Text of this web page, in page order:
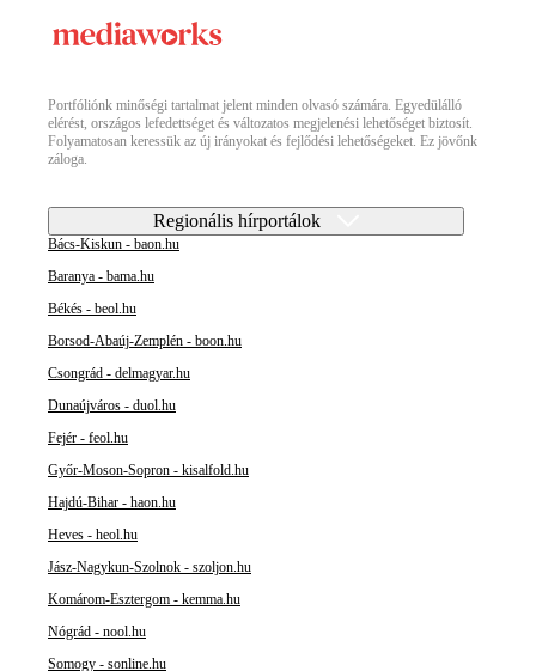
Portfóliónk minőségi tartalmat jelent minden olvasó számára. Egyedülálló
elérést, országos lefedettséget és változatos megjelenési lehetőséget biztosít.
Folyamatosan keressük az új irányokat és fejlődési lehetőségeket. Ez jövőnk
záloga.
Regionális hírportálok
Bács-Kiskun - baon.hu
Baranya - bama.hu
Békés - beol.hu
Borsod-Abaúj-Zemplén - boon.hu
Csongrád - delmagyar.hu
Dunaújváros - duol.hu
Fejér - feol.hu
Győr-Moson-Sopron - kisalfold.hu
Hajdú-Bihar - haon.hu
Heves - heol.hu
Jász-Nagykun-Szolnok - szoljon.hu
Komárom-Esztergom - kemma.hu
Nógrád - nool.hu
Somogy - sonline.hu